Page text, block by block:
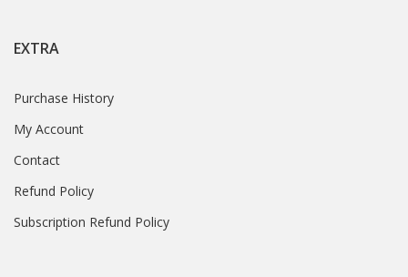
EXTRA
Purchase History
My Account
Contact
Refund Policy
Subscription Refund Policy